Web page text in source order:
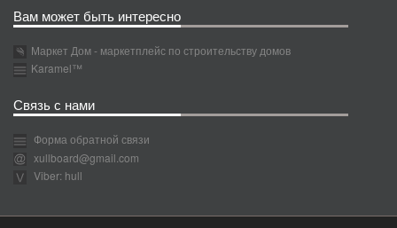
Вам может быть интересно
Маркет Дом - маркетплейс по строительству домов
Karamel™
Связь с нами
Форма обратной связи
xullboard@gmail.com
Viber: hull